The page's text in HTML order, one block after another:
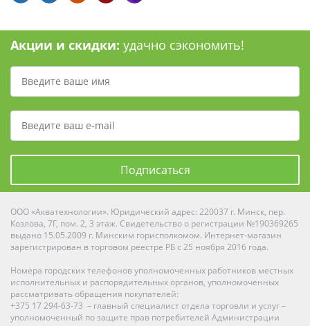
Акции и скидки: удачно сэкономить!
Подписаться
ООО «Акватехнологии». Юридический адрес: 220037 г. Минск, пер.
Козлова, 7Г, пом. 2, 3 этаж. Свидетельство о регистрации №190369265
выдано 15.05.2009 г. Минским горисполкомом. Интернет-магазин
зарегистрирован в торговом реестре РБ с 25 ноября 2016 года.
Номера городских телефонов уполномоченных работников местных
исполнительных и распорядительных органов, уполномоченных
рассматривать обращения покупателей:
+375 17 294-63-73 – главный специалист отдела торговли и услуг –
уполномоченный по защите прав потребителей Администрации